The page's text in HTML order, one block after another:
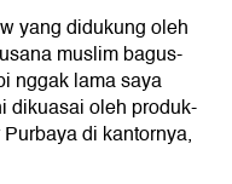
yang didukung oleh
muslim bagus-
nggak lama saya
dikuasai oleh produk-
di kantornya,